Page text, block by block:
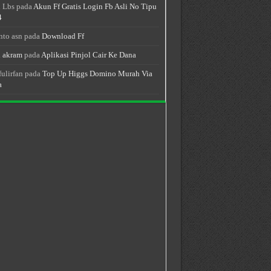
LbspadaAkun Ff Gratis Login Fb Asli No Tipu
asn pada Download Ff
padaAplikasi Pinjol Cair Ke Dana
pada Top Up Higgs Domino Murah Via